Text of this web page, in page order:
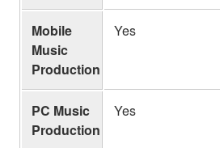
Mobile
Music
Production
Yes
PC Music
Production
Yes